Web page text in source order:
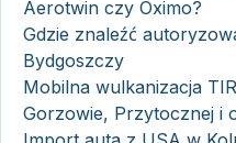
Aerotwin czy Oximo?
Gdzie znaleźć
Bydgoszczy
Mobilna wulkanizacja
Gorzowie, Przytocznej i